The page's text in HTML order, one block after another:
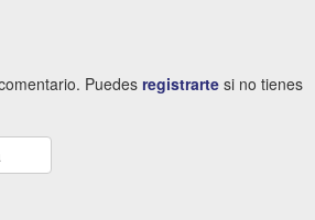
Puedes registrarte si no tienes